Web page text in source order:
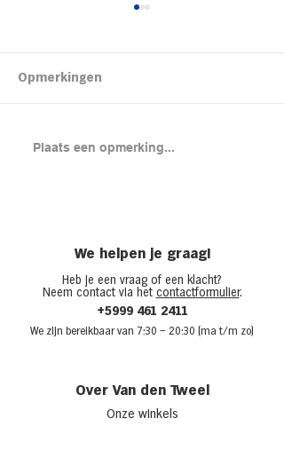
Kipsalon
Opmerkingen
Plaats een opmerking...
We helpen je graag!
Heb je een vraag of een klacht?
Neem contact via het contactformulier.
+5999 461 2411
We zijn bereikbaar van 7:30 – 20:30 (ma t/m zo)
Over Van den Tweel
Onze winkels